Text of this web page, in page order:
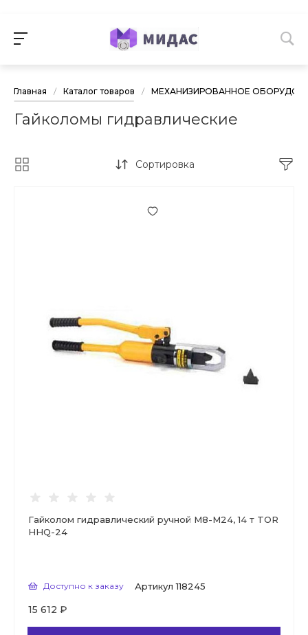
Главная / Каталог товаров / МЕХАНИЗИРОВАННОЕ
Гайколомы гидравлические
Сортировка
Гайколом гидравлический ручной М8-М24, 14 т TOR
HHQ-24
Доступно к заказу Артикул 118245
15 612 ₽